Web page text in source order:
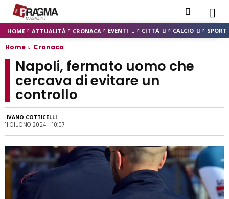
HOME ATTUALITÀ CRONACA EVENTI CITTÀ CALCIO SPORT
Home Cronaca
Napoli, fermato uomo che
cercava di evitare un
controllo
IVANO COTTICELLI
11 GIUGNO 2024 - 10:07